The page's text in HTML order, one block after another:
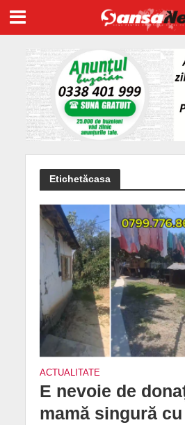
Etichetăcasa
ACTUALITATE
E nevoie de
mamă singură